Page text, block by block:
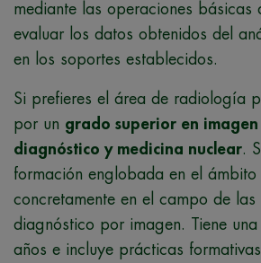
mediante las operaciones básicas
evaluar los datos obtenidos del
en los soportes establecidos.
Si prefieres el área de radiología
por un grado superior en imagen
diagnóstico y medicina nuclear.
formación englobada en el ámbito
concretamente en el campo de
diagnóstico por imagen. Tiene
años e incluye prácticas